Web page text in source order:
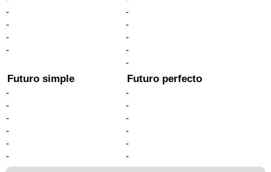
-
-
-
-
-
-
-
-
-
Futuro simple
-
-
-
-
-
-
Futuro perfecto
-
-
-
-
-
-